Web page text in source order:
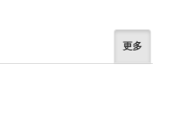
更多